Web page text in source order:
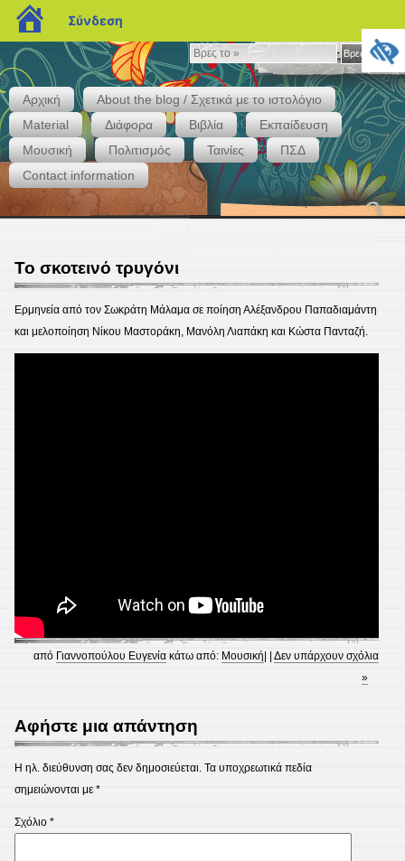
Βρες
το
»
Βρες το »
Αρχική
About the blog / Σχετικά με το ιστολόγιο
Material
Διάφορα Βιβλία
Εκπαίδευση
Μουσική
Πολιτισμός Ταινίες
ΠΣΔ
Contact information
Whispers
Το σκοτεινό τρυγόνι
Ερμηνεία από τον Σωκράτη Μάλαμα σε ποίηση Αλέξανδρου Παπαδιαμάντη
και μελοποίηση Νίκου Μαστοράκη, Μανόλη Λιαπάκη και Κώστα Πανταζή.
από Γιαννοπούλου Ευγενία κάτω από: Μουσική | |Δεν υπάρχουν σχόλια
»
Αφήστε μια απάντηση
Η ηλ. διεύθυνση σας δεν δημοσιεύεται. Τα υποχρεωτικά πεδία
σημειώνονται με *
Σχόλιο *
blogs.sch.gr
Σύνδεση